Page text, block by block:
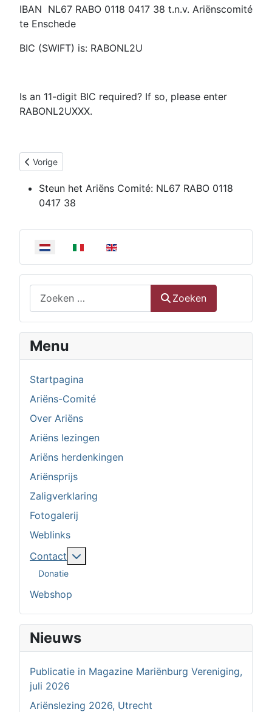
Selecteer de taal
Zoeken
Menu
Startpagina
Ariëns-Comité
Over Ariëns
Ariëns lezingen
Ariëns herdenkingen
Ariënsprijs
Zaligverklaring
Fotogalerij
Weblinks
Contact
Donatie
Webshop
Nieuws
Publicatie in Magazine Mariënburg Vereniging,
juli 2026
Ariënslezing 2026, Utrecht
IBAN NL67 RABO 0118 0417 38 t.n.v. Ariënscomité
te Enschede
BIC (SWIFT) is: RABONL2U
Is an 11-digit BIC required? If so, please enter
RABONL2UXXX.
Vorig artikel: Samenstelling Stichting "Het Ariëns-Comité"
Vorige
Steun het Ariëns Comité: NL67 RABO 0118
0417 38